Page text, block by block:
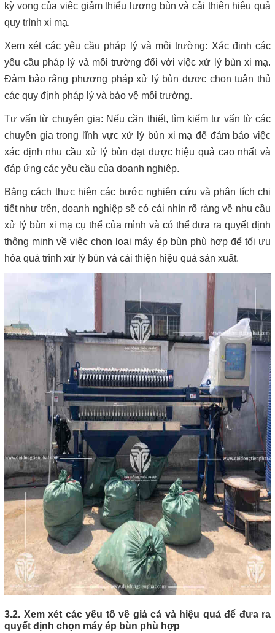
kỳ vọng của việc giảm thiểu lượng bùn và cải thiện hiệu quả
quy trình xi mạ.
Xem xét các yêu cầu pháp lý và môi trường: Xác định các
yêu cầu pháp lý và môi trường đối với việc xử lý bùn xi mạ.
Đảm bảo rằng phương pháp xử lý bùn được chọn tuân thủ
các quy định pháp lý và bảo vệ môi trường.
Tư vấn từ chuyên gia: Nếu cần thiết, tìm kiếm tư vấn từ các
chuyên gia trong lĩnh vực xử lý bùn xi mạ để đảm bảo việc
xác định nhu cầu xử lý bùn đạt được hiệu quả cao nhất và
đáp ứng các yêu cầu của doanh nghiệp.
Bằng cách thực hiện các bước nghiên cứu và phân tích chi
tiết như trên, doanh nghiệp sẽ có cái nhìn rõ ràng về nhu cầu
xử lý bùn xi mạ cụ thể của mình và có thể đưa ra quyết định
thông minh về việc chọn loại máy ép bùn phù hợp để tối ưu
hóa quá trình xử lý bùn và cải thiện hiệu quả sản xuất.
3.2. Xem xét các yếu tố về giá cả và hiệu quả để đưa ra
quyết định chọn máy ép bùn phù hợp